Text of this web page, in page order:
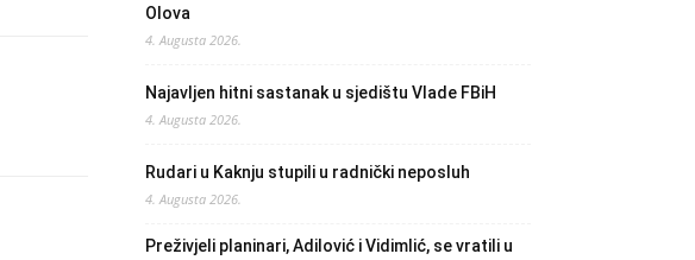
Olova
4. Augusta 2026.
Najavljen hitni sastanak u sjedištu Vlade FBiH
4. Augusta 2026.
Rudari u Kaknju stupili u radnički neposluh
4. Augusta 2026.
Preživjeli planinari, Adilović i Vidimlić, se vratili u